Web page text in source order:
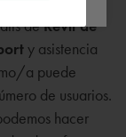
deRevit de
y asistencia
a puede
de usuarios.
hacer